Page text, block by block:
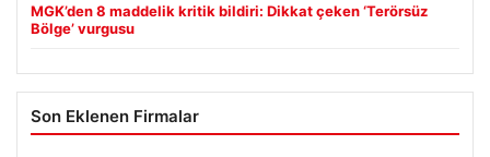
MGK’den 8 maddelik kritik bildiri: Dikkat çeken ‘Terörsüz
Bölge’ vurgusu
Son Eklenen Firmalar